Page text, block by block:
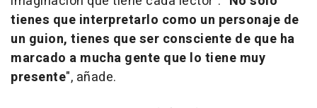
tienes que interpretarlo como un personaje de
un guion, tienes que ser consciente de que ha
marcado a mucha gente que lo tiene muy
presente", añade.